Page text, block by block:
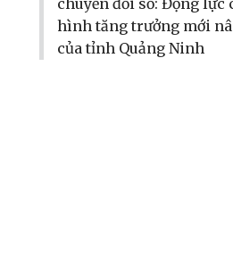
chuyển đổi số: Động lực
hình tăng trưởng mới
của tỉnh Quảng Ninh